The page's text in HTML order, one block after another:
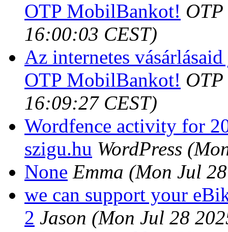
OTP MobilBankot!
16:00:03 CEST)
Az internetes
OTP MobilBankot!
16:09:27 CEST)
Wordfence activity for
szigu.hu WordPress
None Emma (Mon Jul
we can support your
2 Jason (Mon Jul 28